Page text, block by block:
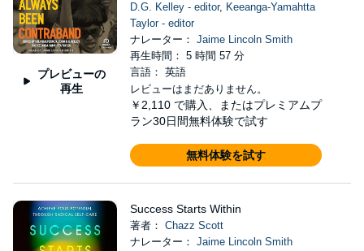
プレビューの
再生
D.G. Kelley - editor, Keeanga-Yamahtta
Taylor - editor
ナレーター： Jaime Lincoln Smith
再生時間： 5 時間 57 分
言語： 英語
レビューはまだありません。
￥2,110 で購入、またはプレミアムプ
ラン30日間無料体験で試す
無料体験を試す
Success Starts Within
著者： Chazz Scott
ナレーター： Jaime Lincoln Smith